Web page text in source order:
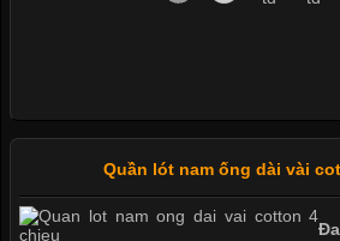
Quần lót nam ống dài vài